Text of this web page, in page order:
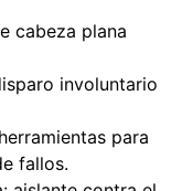
cabeza plana
involuntario
para
fallos.